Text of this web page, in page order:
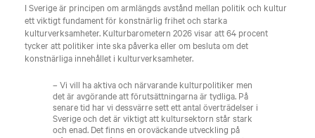
I Sverige är principen om armlängds avstånd mellan politik och kultur
ett viktigt fundament för konstnärlig frihet och starka
kulturverksamheter. Kulturbarometern 2026 visar att 64 procent
tycker att politiker inte ska påverka eller om besluta om det
konstnärliga innehållet i kulturverksamheter. ​
– Vi vill ha aktiva och närvarande kulturpolitiker men
det är avgörande att förutsättningarna är tydliga. På
senare tid har vi dessvärre sett ett antal överträdelser i
Sverige och det är viktigt att kultursektorn står stark
och enad. Det finns en oroväckande utveckling på